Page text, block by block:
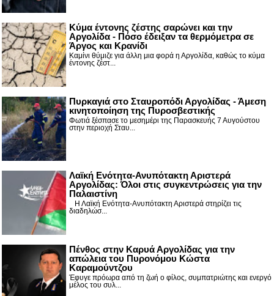
Κύμα έντονης ζέστης σαρώνει και την
Αργολίδα - Πόσο έδειξαν τα θερμόμετρα σε
Άργος και Κρανίδι
Καμίνι θύμιζε για άλλη μια φορά η Αργολίδα, καθώς το κύμα
έντονης ζέστ...
Πυρκαγιά στο Σταυροπόδι Αργολίδας - Άμεση
κινητοποίηση της Πυροσβεστικής
Φωτιά ξέσπασε το μεσημέρι της Παρασκευής 7 Αυγούστου
στην περιοχή Σταυ...
Λαϊκή Ενότητα-Ανυπότακτη Αριστερά
Αργολίδας: Όλοι στις συγκεντρώσεις για την
Παλαιστίνη
Η Λαϊκή Ενότητα-Ανυπότακτη Αριστερά στηρίζει τις
διαδηλώσ...
Πένθος στην Καρυά Αργολίδας για την
απώλεια του Πυρονόμου Κώστα
Καραμούντζου
Έφυγε πρόωρα από τη ζωή ο φίλος, συμπατριώτης και ενεργό
μέλος του συλ...